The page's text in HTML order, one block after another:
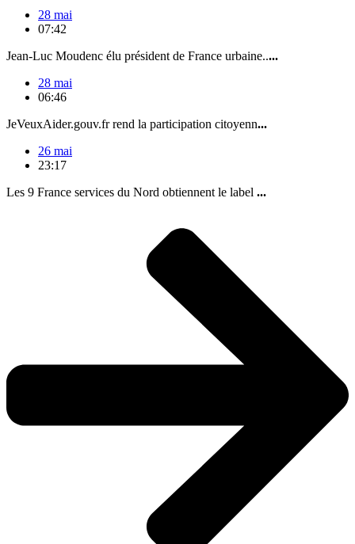
28 mai
07:42
Jean-Luc Moudenc élu président de France urbaine.....
28 mai
06:46
JeVeuxAider.gouv.fr rend la participation citoyenn...
26 mai
23:17
Les 9 France services du Nord obtiennent le label ...